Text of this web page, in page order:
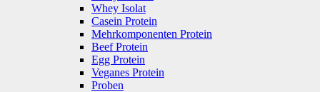
Whey Isolat
Casein Protein
Mehrkomponenten Protein
Beef Protein
Egg Protein
Veganes Protein
Proben